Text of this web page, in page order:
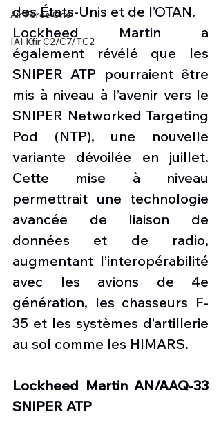
Air Force One
IAI Kfir C2/C7/TC2
des États-Unis et de l’OTAN.
Lockheed Martin a
également révélé que les
SNIPER ATP pourraient être
mis à niveau à l’avenir vers le
SNIPER Networked Targeting
Pod (NTP), une nouvelle
variante dévoilée en juillet.
Cette mise à niveau
permettrait une technologie
avancée de liaison de
données et de radio,
augmentant l’interopérabilité
avec les avions de 4e
génération, les chasseurs F-
35 et les systèmes d’artillerie
au sol comme les HIMARS.
Lockheed Martin AN/AAQ-33
SNIPER ATP